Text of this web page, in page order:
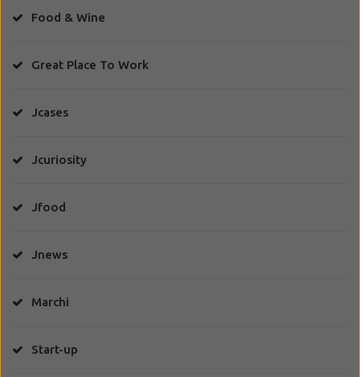
Food & Wine
Great Place To Work
Jcases
Jcuriosity
Jfood
Jnews
Marchi
Start-up